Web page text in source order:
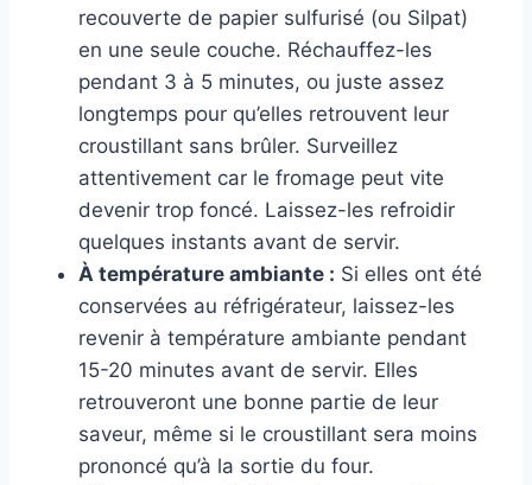
recouverte de papier sulfurisé (ou Silpat)
en une seule couche. Réchauffez-les
pendant 3 à 5 minutes, ou juste assez
longtemps pour qu’elles retrouvent leur
croustillant sans brûler. Surveillez
attentivement car le fromage peut vite
devenir trop foncé. Laissez-les refroidir
quelques instants avant de servir.
À température ambiante : Si elles ont été
conservées au réfrigérateur, laissez-les
revenir à température ambiante pendant
15-20 minutes avant de servir. Elles
retrouveront une bonne partie de leur
saveur, même si le croustillant sera moins
prononcé qu’à la sortie du four.